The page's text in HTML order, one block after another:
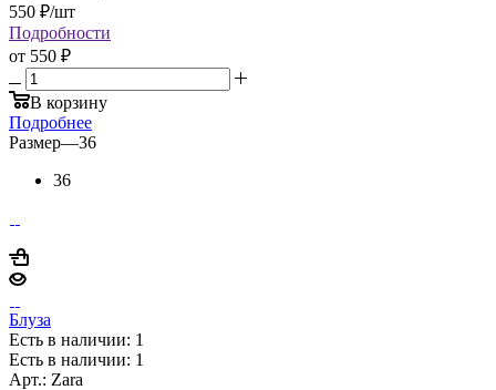
550 ₽/шт
Подробности
от 550 ₽
В корзину
Подробнее
Размер—36
36
Блуза
Есть в наличии: 1
Есть в наличии: 1
Арт.: Zara